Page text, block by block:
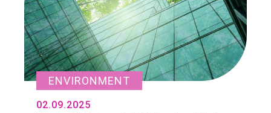
ENVIRONMENT
02.09.2025